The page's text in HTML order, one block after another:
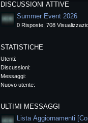
DISCUSSIONI ATTIVE
Summer Event 2026
0 Risposte, 708
STATISTICHE
Utenti
Discussioni
Messaggi
Nuovo utente
ULTIMI MESSAGGI
Lista Aggiornamenti